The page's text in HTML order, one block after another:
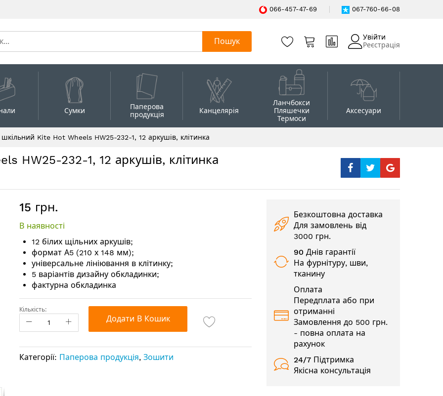
066-457-47-69 067-760-66-08
Пошук
Увійти
Реєстрація
Сумки
Паперова
продукція
Канцелярія
Ланчбокси
Пляшечки
Термоси
Аксесуари
Kite Hot Wheels HW25-232-1, 12 аркушів, клітинка
HW25-232-1, 12 аркушів, клітинка
15 грн.
В наявності
12 білих щільних аркушів;
формат А5 (210 х 148 мм);
універсальне лініювання в клітинку;
5 варіантів дизайну обкладинки;
фактурна обкладинка
Кількість:
Додати В Кошик
Категорії: Паперова продукція, Зошити
Безкоштовна доставка
Для замовлень від
3000 грн.
90 Днів гарантії
На фурнітуру, шви,
тканину
Оплата
Передплата або при
отриманні
Замовлення до 500 грн.
- повна оплата на
рахунок
24/7 Підтримка
Якісна консультація